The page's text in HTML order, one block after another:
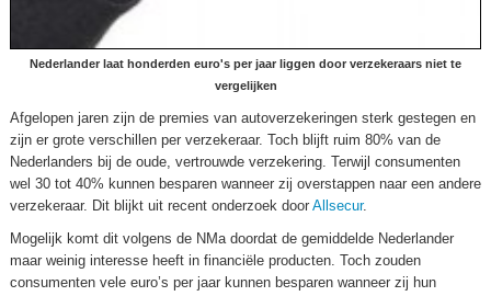
Nederlander laat honderden euro's per jaar liggen door verzekeraars niet te
vergelijken
Afgelopen jaren zijn de premies van autoverzekeringen sterk gestegen en
zijn er grote verschillen per verzekeraar. Toch blijft ruim 80% van de
Nederlanders bij de oude, vertrouwde verzekering. Terwijl consumenten
wel 30 tot 40% kunnen besparen wanneer zij overstappen naar een andere
verzekeraar. Dit blijkt uit recent onderzoek door Allsecur.
Mogelijk komt dit volgens de NMa doordat de gemiddelde Nederlander
maar weinig interesse heeft in financiële producten. Toch zouden
consumenten vele euro’s per jaar kunnen besparen wanneer zij hun